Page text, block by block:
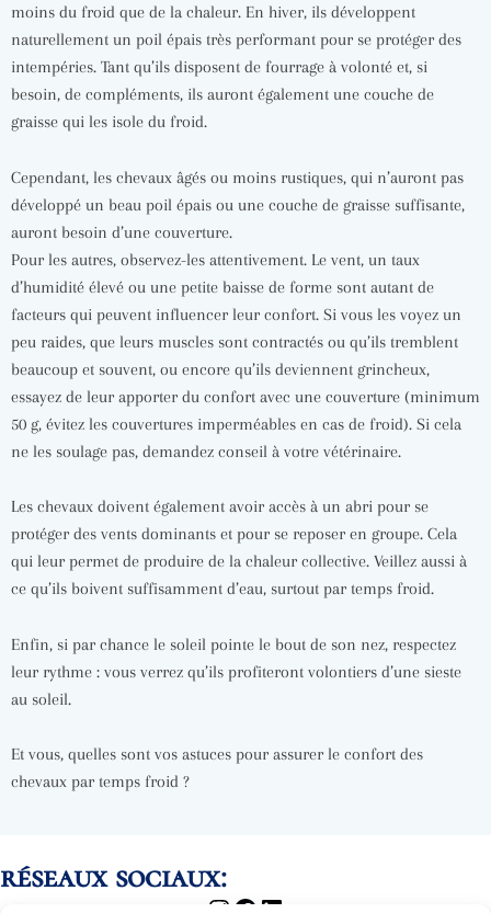
moins du froid que de la chaleur. En hiver, ils développent
naturellement un poil épais très performant pour se protéger des
intempéries. Tant qu’ils disposent de fourrage à volonté et, si
besoin, de compléments, ils auront également une couche de
graisse qui les isole du froid.
Cependant, les chevaux âgés ou moins rustiques, qui n’auront pas
développé un beau poil épais ou une couche de graisse suffisante,
auront besoin d’une couverture.
Pour les autres, observez-les attentivement. Le vent, un taux
d’humidité élevé ou une petite baisse de forme sont autant de
facteurs qui peuvent influencer leur confort. Si vous les voyez un
peu raides, que leurs muscles sont contractés ou qu’ils tremblent
beaucoup et souvent, ou encore qu’ils deviennent grincheux,
essayez de leur apporter du confort avec une couverture (minimum
50 g, évitez les couvertures imperméables en cas de froid). Si cela
ne les soulage pas, demandez conseil à votre vétérinaire.
Les chevaux doivent également avoir accès à un abri pour se
protéger des vents dominants et pour se reposer en groupe. Cela
qui leur permet de produire de la chaleur collective. Veillez aussi à
ce qu’ils boivent suffisamment d’eau, surtout par temps froid.
Enfin, si par chance le soleil pointe le bout de son nez, respectez
leur rythme : vous verrez qu’ils profiteront volontiers d’une sieste
au soleil.
Et vous, quelles sont vos astuces pour assurer le confort des
chevaux par temps froid ?
réseaux sociaux: